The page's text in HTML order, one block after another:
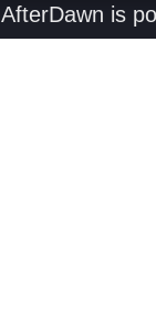
AfterDawn is